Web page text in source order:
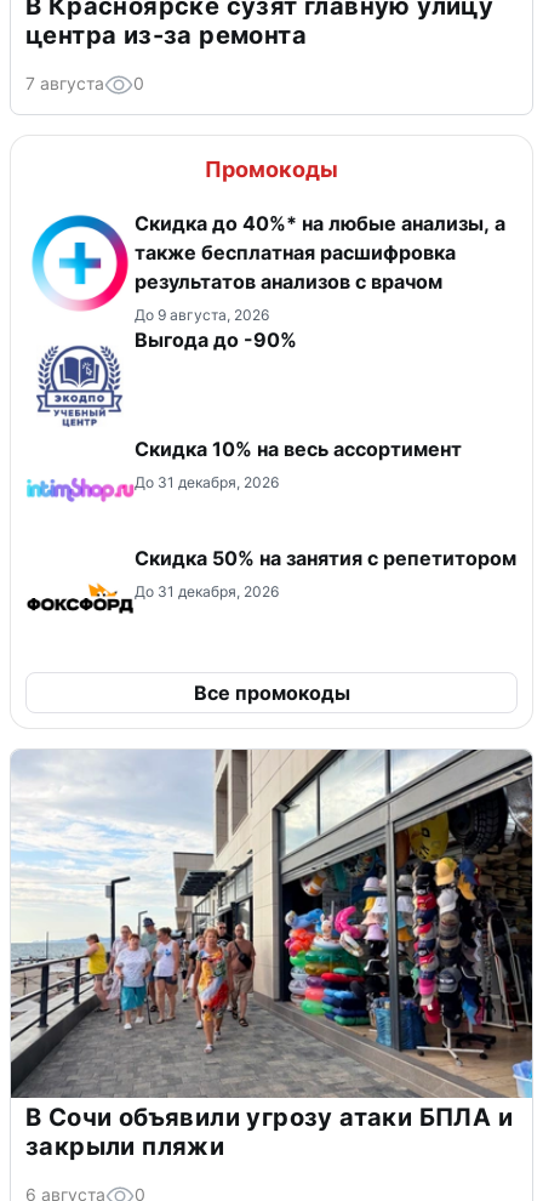
В Красноярске сузят главную улицу
центра из-за ремонта
7 августа 0
Промокоды
Скидка до 40%* на любые анализы, а
также бесплатная расшифровка
результатов анализов с врачом
До 9 августа, 2026
Выгода до -90%
Скидка 10% на весь ассортимент
До 31 декабря, 2026
Скидка 50% на занятия с репетитором
До 31 декабря, 2026
Все промокоды
В Сочи объявили угрозу атаки БПЛА и
закрыли пляжи
6 августа 0